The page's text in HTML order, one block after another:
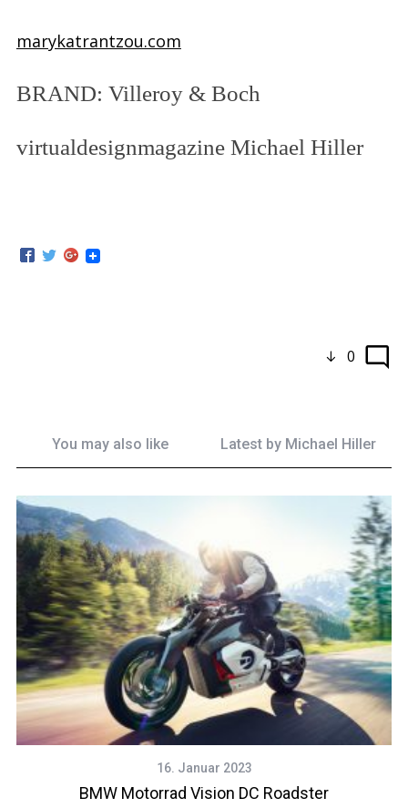
marykatrantzou.com
BRAND: Villeroy & Boch
virtualdesignmagazine Michael Hiller
0
You may also like Latest by Michael Hiller
16. Januar 2023
BMW Motorrad Vision DC Roadster